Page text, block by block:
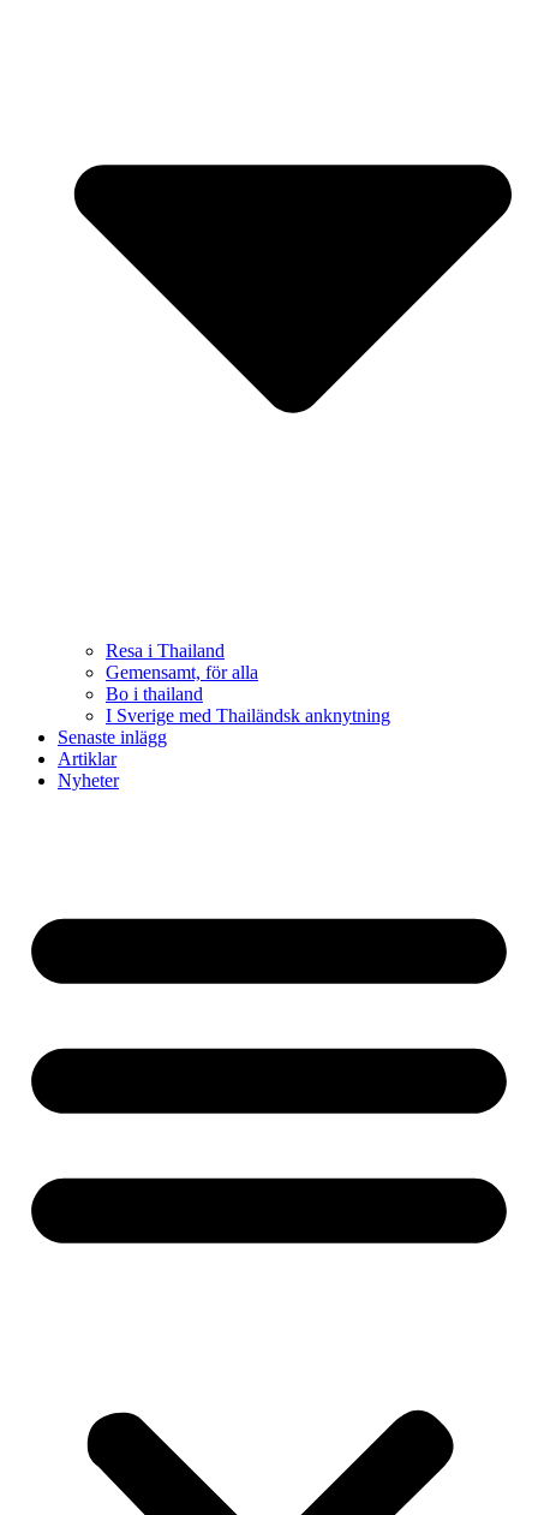
Resa i Thailand
Gemensamt, för alla
Bo i thailand
I Sverige med Thailändsk anknytning
Senaste inlägg
Artiklar
Nyheter